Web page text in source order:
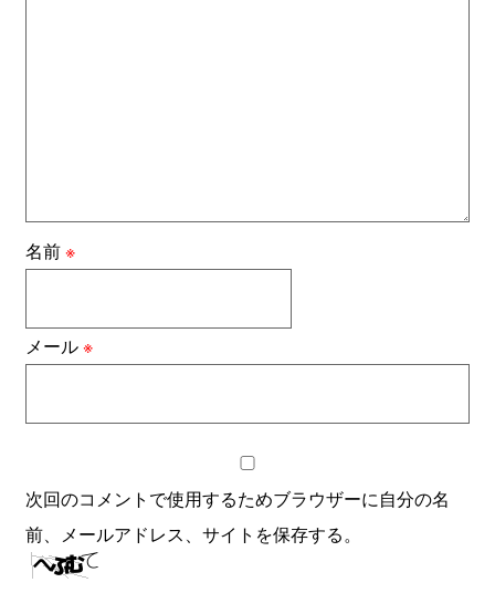
名前※
メール※
次回のコメントで使用するためブラウザーに自分の名
前、メールアドレス、サイトを保存する。